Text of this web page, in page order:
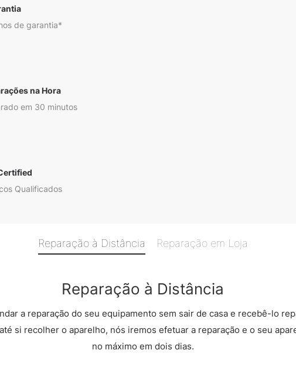
de garantia*
na Hora
em 30 minutos
Qualificados
Reparação à Distância Reparação em Loja
Reparação à Distância
a reparação do seu equipamento sem sair de casa e recebê-lo
si recolher o aparelho, nós iremos efetuar a reparação e o seu
no máximo em dois dias.